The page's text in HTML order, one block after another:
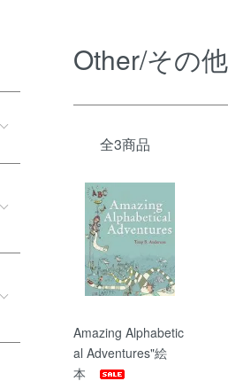
Other/その他
全3商品
Amazing Alphabetic
al Adventures"絵
本